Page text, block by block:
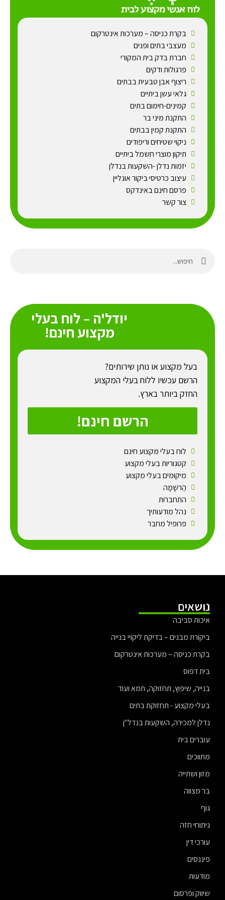
בקרת כניסה – מערכות אינטרקום
מעצבי בתים ופנים
חברת בדק בית המקורי
פרגולות ודקים
ריצוף אבן טבעית בבתים
גלאי עשן ביתיים
קמינים-חימום בתים
התקנת מיני בר
התקנת קמין בבתים
ניקוי שטיחים וריפודים
תיקון מוצרי חשמל ביתיים
יזמות נדלן -השקעות בנדלן
עיצוב כרטיסי ביקור אונליין
פרסם חינם באינדקס
צור קשר
יודל'ה – לוח בעלי
מקצוע חינם!
בעל מקצוע או נותן שירותים?
הרשם עכשיו ללוח בעלי המקצוע
החזק ביותר בארץ.
הרשם חינם!
לוח בעלי מקצוע חינם
קטגוריות בעלי מקצוע
מיקומים בעלי מקצוע
הַרשָׁמָה
התחברות
נהל מודעותיך
פרופיל מחבר
נושאים
איכות סביבה
ביקורת מבנים – בדיקת ליקויי בנייה
בקרת כניסה – מערכות אינטרקום
בית דפוס
בנייה, שיפוץ, תחזוקה, תמא ועוד
בעלי מקצוע - תחזוקת בתים
נדלן למכירה, השקעות בנדל"ן
עוברים בית
מתווכים
מזון ושתייה
בר מצווה
גוף
ניתוחי חזה
עורכי דין
פיננסים
מודעות
שיווק ופרסום